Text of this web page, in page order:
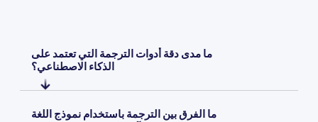
ما مدى دقة أدوات الترجمة التي تعتمد على
الذكاء الاصطناعي؟
اللغات الشائعة والمحتوى البسيط، على الرغم من أن الدقة تختلف
ما الفرق بين الترجمة باستخدام نموذج اللغة